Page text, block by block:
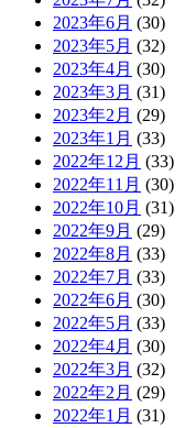
2023年6月 (30)
2023年5月 (32)
2023年4月 (30)
2023年3月 (31)
2023年2月 (29)
2023年1月 (33)
2022年12月 (33)
2022年11月 (30)
2022年10月 (31)
2022年9月 (29)
2022年8月 (33)
2022年7月 (33)
2022年6月 (30)
2022年5月 (33)
2022年4月 (30)
2022年3月 (32)
2022年2月 (29)
2022年1月 (31)